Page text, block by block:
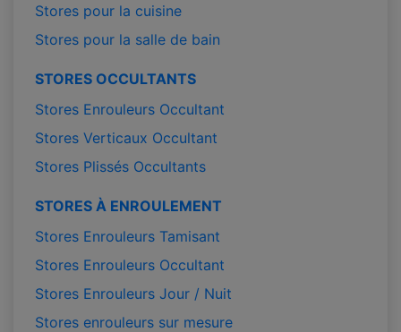
Stores pour la cuisine
Stores pour la salle de bain
STORES OCCULTANTS
Stores Enrouleurs Occultant
Stores Verticaux Occultant
Stores Plissés Occultants
STORES À ENROULEMENT
Stores Enrouleurs Tamisant
Stores Enrouleurs Occultant
Stores Enrouleurs Jour / Nuit
Stores enrouleurs sur mesure